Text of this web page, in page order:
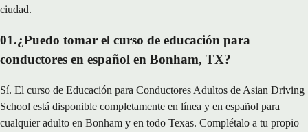
ciudad.
01.¿Puedo tomar el curso de educación para
conductores en español en Bonham, TX?
Sí. El curso de Educación para Conductores Adultos de Asian Driving
School está disponible completamente en línea y en español para
cualquier adulto en Bonham y en todo Texas. Complétalo a tu propio